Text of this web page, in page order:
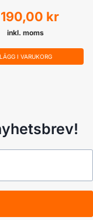
190,00 kr
inkl. moms
LÄGG I VARUKORG